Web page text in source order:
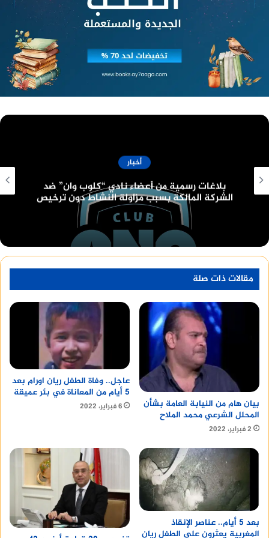
أخبار
قانون البناء الموحد الجديد وعدد الأدوار المسموح
بها
مقالات ذات صلة
بيان هام من النيابة العامة بشأن
المحلل الشرعي محمد الملاح
2 فبراير، 2022
عاجل.. وفاة الطفل ريان اورام بعد
5 أيام من المعاناة في بئر عميقة
6 فبراير، 2022
بعد 5 أيام.. عناصر الإنقاذ
المغربية يعثرون على الطفل ريان